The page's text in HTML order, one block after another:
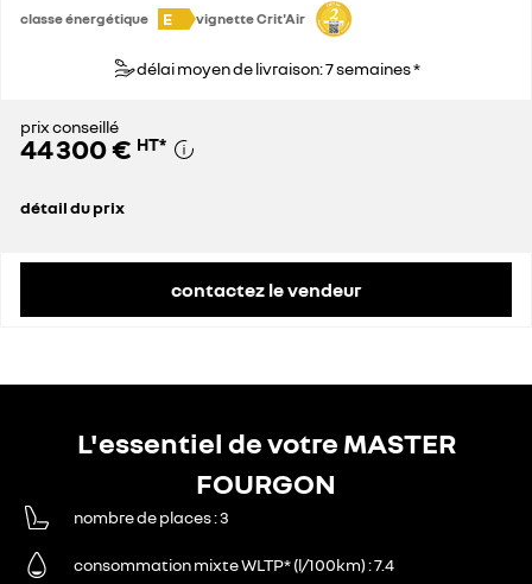
classe énergétique E vignette Crit'Air
délai moyen de livraison: 7 semaines *
prix conseillé
44 300 € HT*
détail du prix
contactez le vendeur
L'essentiel de votre MASTER
FOURGON
nombre de places 3
consommation mixte WLTP* (l/100km) 7.4